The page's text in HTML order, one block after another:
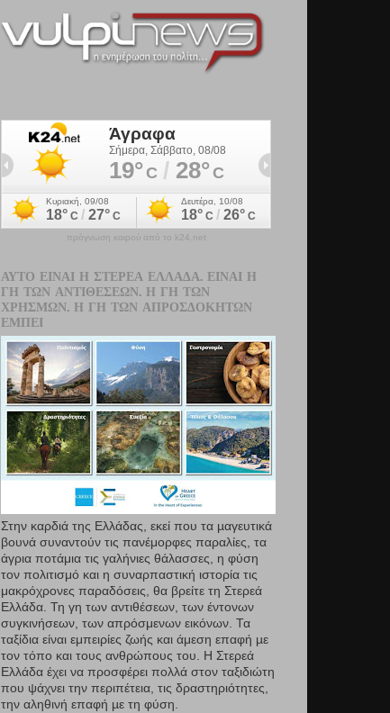
πρόγνωση καιρού από το k24.net
ΑΥΤΌ ΕΊΝΑΙ Η ΣΤΕΡΕΆ ΕΛΛΆΔΑ. ΕΊΝΑΙ Η
ΓΗ ΤΩΝ ΑΝΤΙΘΈΣΕΩΝ. Η ΓΗ ΤΩΝ
ΧΡΗΣΜΏΝ. Η ΓΗ ΤΩΝ ΑΠΡΟΣΔΌΚΗΤΩΝ
ΕΜΠΕΙ
Στην καρδιά της Ελλάδας, εκεί που τα µαγευτικά
βουνά συναντούν τις πανέμορφες παραλίες, τα
άγρια ποτάμια τις γαλήνιες θάλασσες, η φύση
τον πολιτισμό και η συναρπαστική ιστορία τις
μακρόχρονες παραδόσεις, θα βρείτε τη Στερεά
Ελλάδα. Τη γη των αντιθέσεων, των έντονων
συγκινήσεων, των απρόσμενων εικόνων. Τα
ταξίδια είναι εμπειρίες ζωής και άμεση επαφή µε
τον τόπο και τους ανθρώπους του. Η Στερεά
Ελλάδα έχει να προσφέρει πολλά στον ταξιδιώτη
που ψάχνει την περιπέτεια, τις δραστηριότητες,
την αληθινή επαφή µε τη φύση.